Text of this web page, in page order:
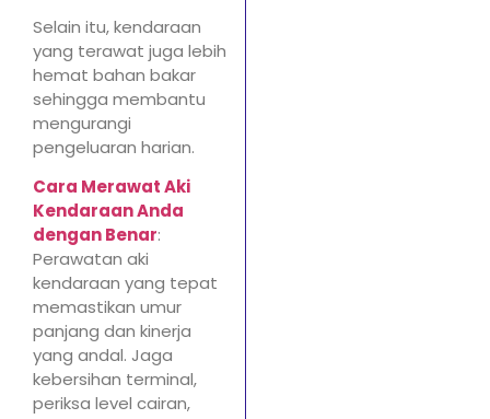
Selain itu, kendaraan
yang terawat juga lebih
hemat bahan bakar
sehingga membantu
mengurangi
pengeluaran harian.
Cara Merawat Aki
Kendaraan Anda
dengan Benar:
Perawatan aki
kendaraan yang tepat
memastikan umur
panjang dan kinerja
yang andal. Jaga
kebersihan terminal,
periksa level cairan,